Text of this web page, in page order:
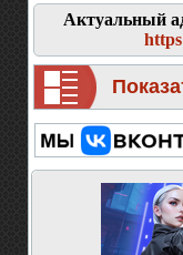
Актуальный